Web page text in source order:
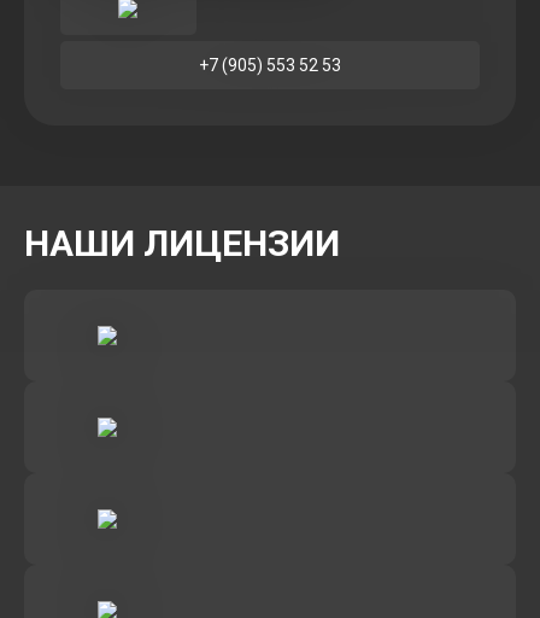
+7 (905) 553 52 53
НАШИ ЛИЦЕНЗИИ